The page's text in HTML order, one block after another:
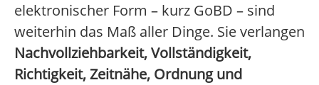
elektronischer Form – kurz GoBD – sind
weiterhin das Maß aller Dinge. Sie verlangen
Nachvollziehbarkeit, Vollständigkeit,
Richtigkeit, Zeitnähe, Ordnung und